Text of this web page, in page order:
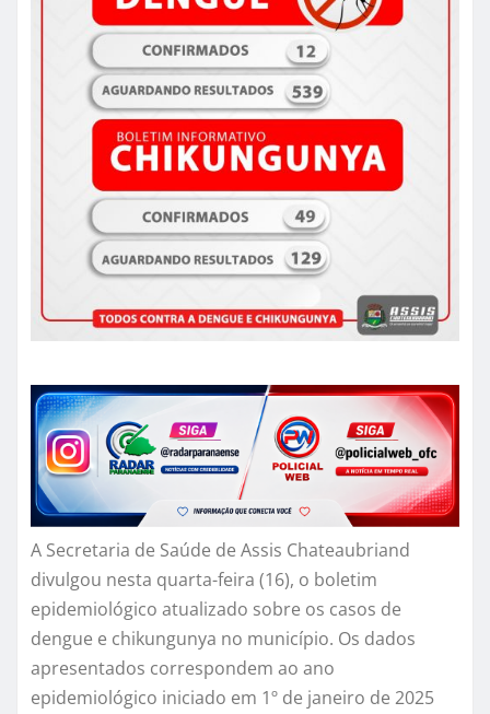
A Secretaria de Saúde de Assis Chateaubriand
divulgou nesta quarta-feira (16), o boletim
epidemiológico atualizado sobre os casos de
dengue e chikungunya no município. Os dados
apresentados correspondem ao ano
epidemiológico iniciado em 1º de janeiro de 2025